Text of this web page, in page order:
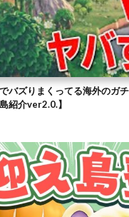
でバズりまくってる海外のガ
紹介ver2.0.】